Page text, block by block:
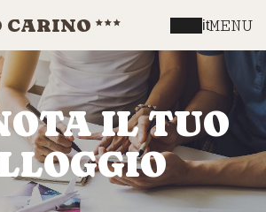
CARINO itMENU
IL TUO